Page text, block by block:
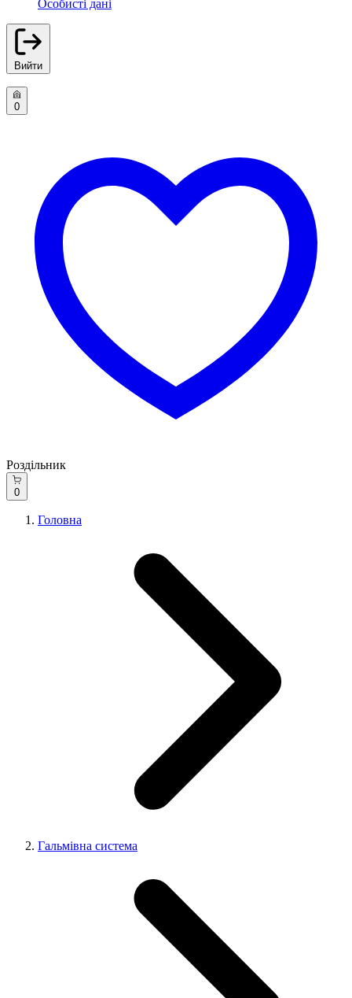
Особисті дані
Вийти
0
Роздільник
0
Головна
Гальмівна система